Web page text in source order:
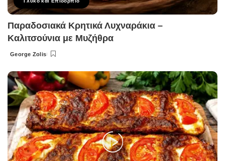
Παραδοσιακά Κρητικά Λυχναράκια –
Καλιτσούνια με Μυζήθρα
Posted
George Zolis